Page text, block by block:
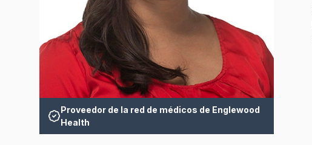
Proveedor de la red de médicos de Englewood
Health